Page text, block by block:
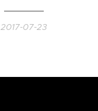
2017-07-23